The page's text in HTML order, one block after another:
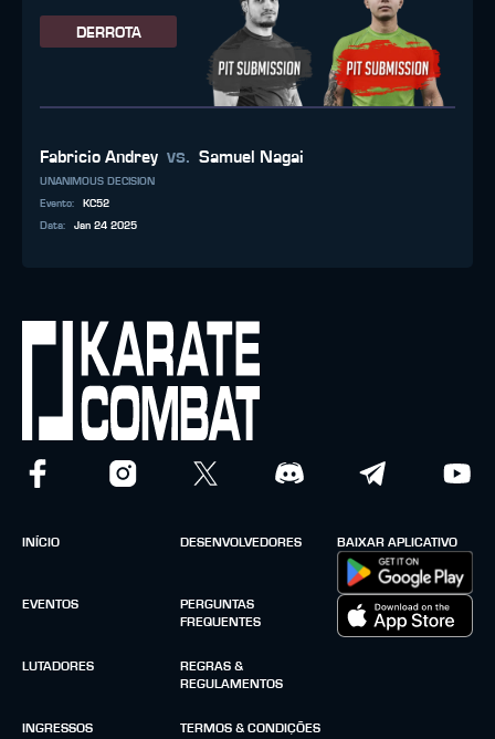
DERROTA
Fabricio Andrey vs. Samuel Nagai
UNANIMOUS DECISION
Evento:
KC52
Data: Jan 24 2025
INÍCIO
EVENTOS
LUTADORES
INGRESSOS
DESENVOLVEDORES
PERGUNTAS
FREQUENTES
REGRAS &
REGULAMENTOS
TERMOS & CONDIÇÕES
BAIXAR APLICATIVO